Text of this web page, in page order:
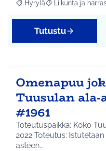
Rajaa tulokset aihepiirin
Hyrylä Rajaa tulokset
Liikunta ja
Tutustu
Omenapuu
Tuusulan ala-
#1961
Toteutuspaikka: Koko
2022 Toteutus:
asteen…